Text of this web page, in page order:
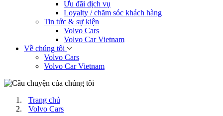
Ưu đãi dịch vụ
Loyalty / chăm sóc khách hàng
Tin tức & sự kiện
Volvo Cars
Volvo Car Vietnam
Về chúng tôi
Volvo Cars
Volvo Car Vietnam
Trang chủ
Volvo Cars